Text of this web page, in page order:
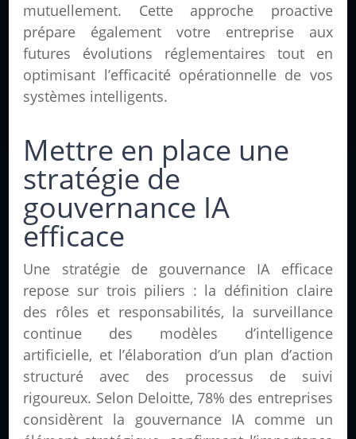
mutuellement. Cette approche proactive
prépare également votre entreprise aux
futures évolutions réglementaires tout en
optimisant l’efficacité opérationnelle de vos
systèmes intelligents.
Mettre en place une
stratégie de
gouvernance IA
efficace
Une stratégie de gouvernance IA efficace
repose sur trois piliers : la définition claire
des rôles et responsabilités, la surveillance
continue des modèles d’intelligence
artificielle, et l’élaboration d’un plan d’action
structuré avec des processus de suivi
rigoureux. Selon Deloitte, 78% des entreprises
considèrent la gouvernance IA comme un